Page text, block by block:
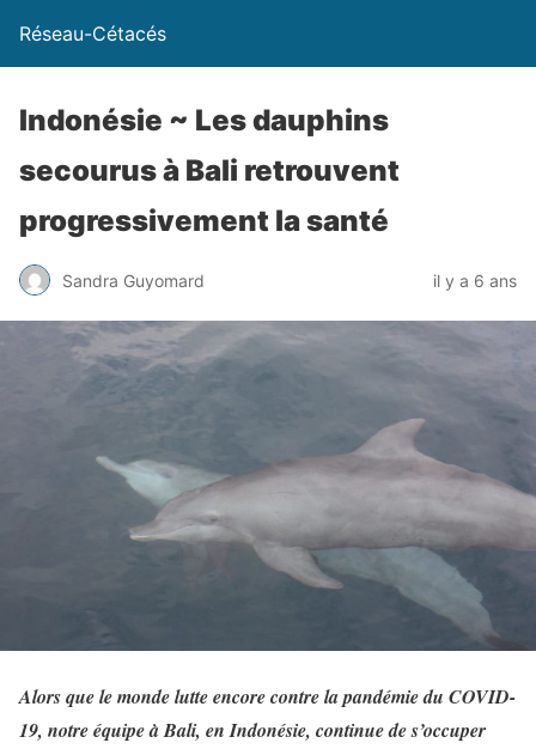
Réseau-Cétacés
Indonésie ~ Les dauphins
secourus à Bali retrouvent
progressivement la santé
Sandra Guyomard il y a 6 ans
Alors que le monde lutte encore contre la pandémie du COVID-
19, notre équipe à Bali, en Indonésie, continue de s’occuper